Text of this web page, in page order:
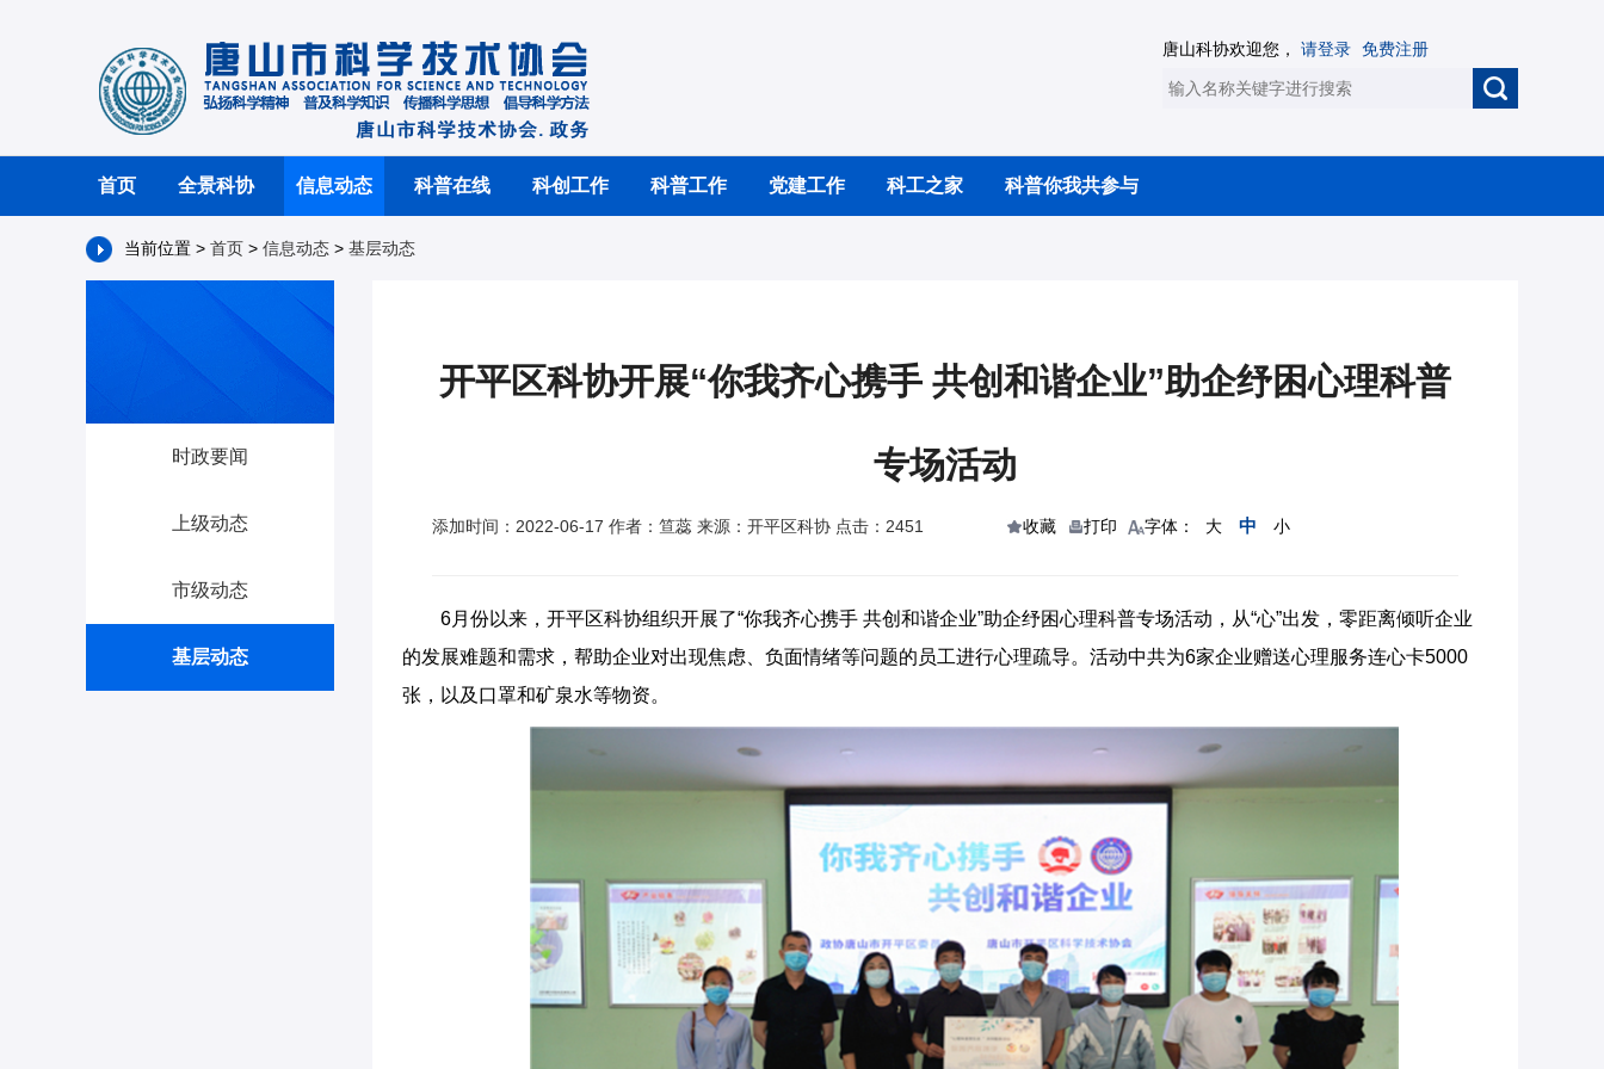
唐山科协欢迎您， 请登录 免费注册
首页 全景科协 信息动态 科普在线 科创工作 科普工作 党建工作 科工之家 科普你我共参与
当前位置 > 首页 > 信息动态 > 基层动态
时政要闻
上级动态
市级动态
基层动态
开平区科协开展“你我齐心携手 共创和谐企业”助企纾困心理科普
专场活动
添加时间：2022-06-17 作者：笪蕊 来源：开平区科协 点击：2451 收藏 打印 字体： 大 中 小
6月份以来，开平区科协组织开展了“你我齐心携手 共创和谐企业”助企纾困心理科普专场活动，从“心”出发，零距离倾听企业
的发展难题和需求，帮助企业对出现焦虑、负面情绪等问题的员工进行心理疏导。活动中共为6家企业赠送心理服务连心卡5000
张，以及口罩和矿泉水等物资。